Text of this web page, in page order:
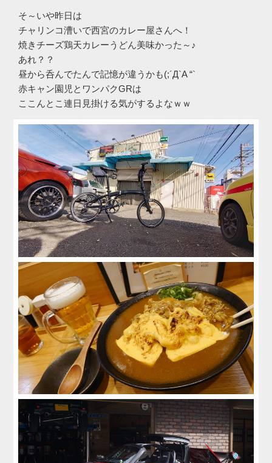
そ～いや昨日は
チャリンコ漕いで西宮のカレー屋さんへ！
焼きチーズ鶏天カレーうどん美味かった～♪
あれ？？
昼から呑んでたんで記憶が違うかも(;´Д`A “`
赤キャン園児とワンパクGRは
ここんとこ連日見掛ける気がするよなｗｗ